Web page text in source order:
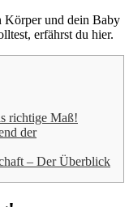
Körper und dein Baby
erfährst du hier.
richtige Maß!
der
– Der Überblick